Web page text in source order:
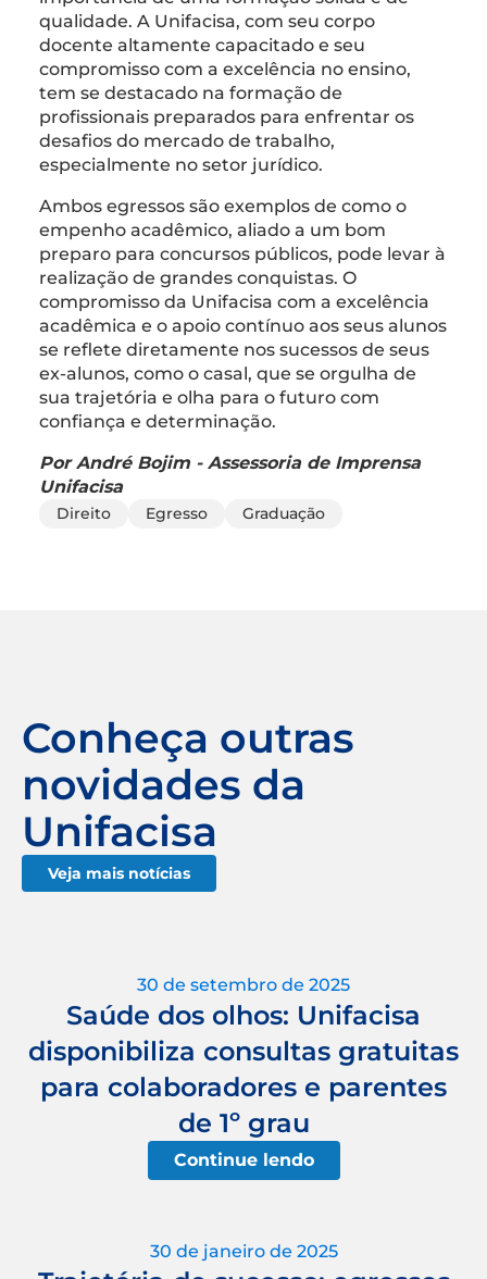
qualidade. A Unifacisa, com seu corpo
docente altamente capacitado e seu
compromisso com a excelência no ensino,
tem se destacado na formação de
profissionais preparados para enfrentar os
desafios do mercado de trabalho,
especialmente no setor jurídico.
Ambos egressos são exemplos de como o
empenho acadêmico, aliado a um bom
preparo para concursos públicos, pode levar à
realização de grandes conquistas. O
compromisso da Unifacisa com a excelência
acadêmica e o apoio contínuo aos seus alunos
se reflete diretamente nos sucessos de seus
ex-alunos, como o casal, que se orgulha de
sua trajetória e olha para o futuro com
confiança e determinação.
Por André Bojim - Assessoria de Imprensa
Unifacisa
Direito Egresso Graduação
Conheça outras
novidades da
Unifacisa
Veja mais notícias
30 de setembro de 2025
Saúde dos olhos: Unifacisa
disponibiliza consultas gratuitas
para colaboradores e parentes
de 1º grau
Continue lendo
30 de janeiro de 2025